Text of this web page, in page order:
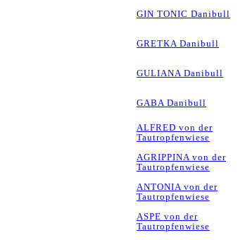
GIN TONIC Danibull
GRETKA Danibull
GULIANA Danibull
GABA Danibull
ALFRED von der
Tautropfenwiese
AGRIPPINA von der
Tautropfenwiese
ANTONIA von der
Tautropfenwiese
ASPE von der
Tautropfenwiese